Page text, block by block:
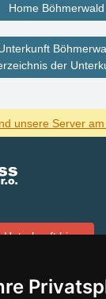
Home Böhmerwald
der
unsere Server
Unterkunft hinzu